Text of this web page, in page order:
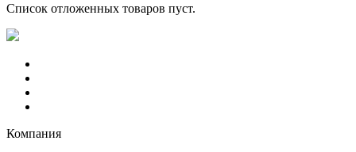
Список отложенных товаров пуст.
Компания